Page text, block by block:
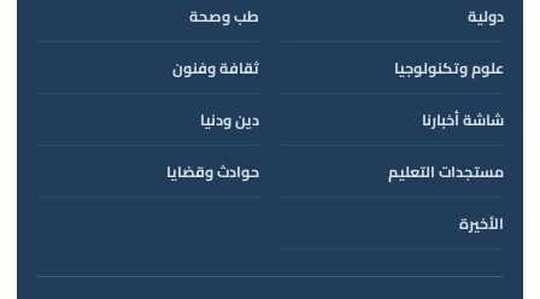
دولية
طب وصحة
علوم وتكنولوجيا
ثقافة وفنون
شاشة أخبارنا
دين ودنيا
مستجدات التعليم
حوادث وقضايا
الأخيرة